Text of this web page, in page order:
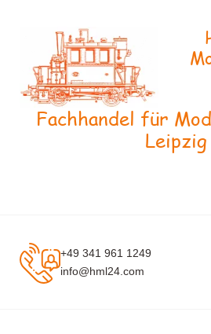
Fachhandel für
Leipzig
+49 341 961 1249
info@hml24.com